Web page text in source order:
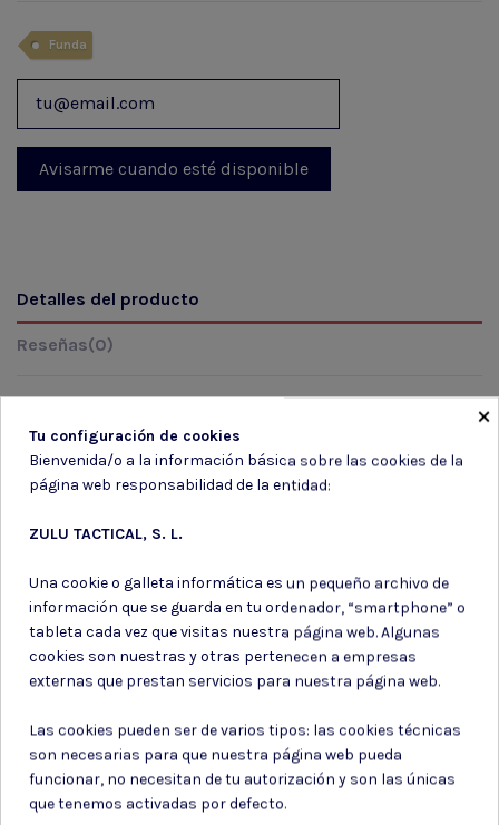
Funda
Detalles del producto
Reseñas(0)
Marca
Suscríbete a nuestro boletín
Puede darse de baja en cualquier momento. Para ello, consulte nuestra
información de contacto en el aviso legal.
×
Tu configuración de cookies
Bienvenida/o a la información básica sobre las cookies de la
página web responsabilidad de la entidad:
ZULU TACTICAL, S. L.
Una cookie o galleta informática es un pequeño archivo de
información que se guarda en tu ordenador, “smartphone” o
tableta cada vez que visitas nuestra página web. Algunas
cookies son nuestras y otras pertenecen a empresas
externas que prestan servicios para nuestra página web.
Las cookies pueden ser de varios tipos: las cookies técnicas
son necesarias para que nuestra página web pueda
funcionar, no necesitan de tu autorización y son las únicas
que tenemos activadas por defecto.